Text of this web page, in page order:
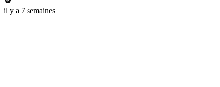
il y a 7 semaines